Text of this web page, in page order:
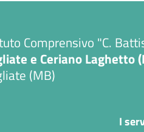
Comprensivo "C.
e Ceriano Laghetto
(MB)
I